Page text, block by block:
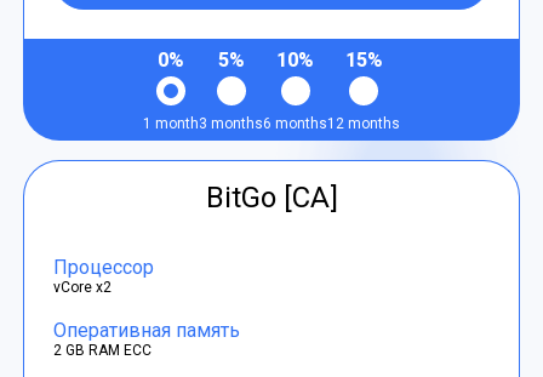
0%
1 month
5%
3 months
10%
6 months
15%
12 months
BitGo [CA]
Процессор
vCore x2
Оперативная память
2 GB RAM ECC